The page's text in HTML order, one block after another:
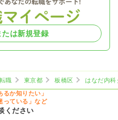
たは新規登録
職 東京都 板橋区
はなだ内
るか知りたい」
っている」など
ください